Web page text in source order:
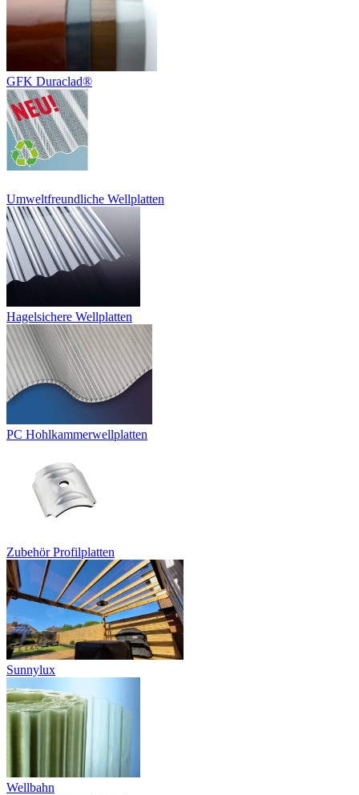
GFK Duraclad®
Umweltfreundliche Wellplatten
Hagelsichere Wellplatten
PC Hohlkammerwellplatten
Zubehör Profilplatten
Sunnylux
Wellbahn